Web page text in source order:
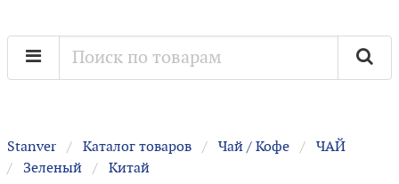
Stanver Каталог товаров Чай / Кофе
ЧАЙ
Зеленый
Китай